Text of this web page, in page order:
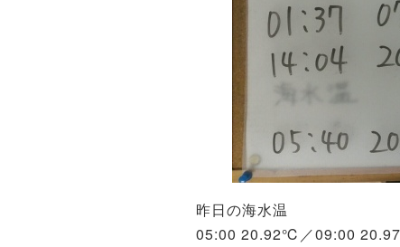
昨日の海水温
05:00 20.92℃／09:00